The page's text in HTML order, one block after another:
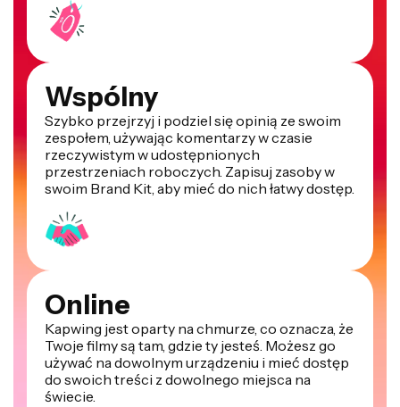
Wspólny
Szybko przejrzyj i podziel się opinią ze swoim
zespołem, używając komentarzy w czasie
rzeczywistym w udostępnionych
przestrzeniach roboczych. Zapisuj zasoby w
swoim Brand Kit, aby mieć do nich łatwy dostęp.
Online
Kapwing jest oparty na chmurze, co oznacza, że
Twoje filmy są tam, gdzie ty jesteś. Możesz go
używać na dowolnym urządzeniu i mieć dostęp
do swoich treści z dowolnego miejsca na
świecie.